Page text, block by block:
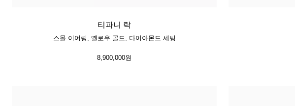
티파니 락
스몰 이어링, 옐로우 골드, 다이아몬드 세팅
8,900,000원